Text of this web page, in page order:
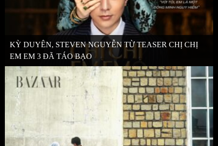
KỲ DUYÊN, STEVEN NGUYỄN TỪ TEASER CHỊ CHỊ
EM EM 3 ĐÃ TÁO BẠO